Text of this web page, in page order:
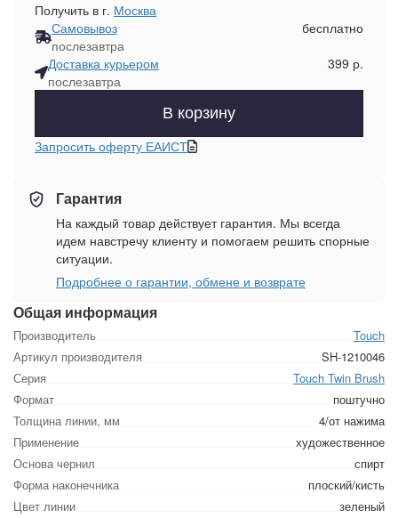
Общая информация
Производитель
Touch
Артикул производителя
SH-1210046
Серия
Touch Twin Brush
Формат
поштучно
Толщина линии, мм
4/от нажима
Применение
художественное
Основа чернил
спирт
Форма наконечника
плоский/кисть
Цвет линии
зеленый
Получить в г. Москва
Самовывоз
послезавтра
бесплатно
Доставка курьером
послезавтра
399 р.
В корзину
Запросить оферту ЕАИСТ
Гарантия
На каждый товар действует гарантия. Мы всегда
идем навстречу клиенту и помогаем решить спорные
ситуации.
Подробнее о гарантии, обмене и возврате